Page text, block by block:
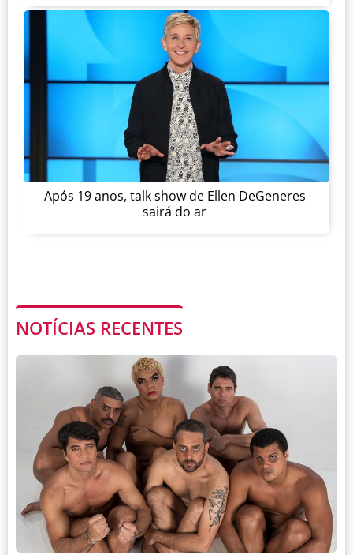
Após 19 anos, talk show de Ellen DeGeneres
sairá do ar
NOTÍCIAS RECENTES